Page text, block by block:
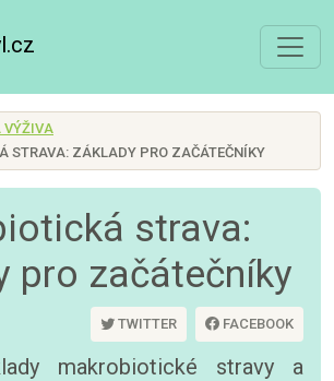
VÝŽIVA
STRAVA: ZÁKLADY PRO ZAČÁTEČNÍKY
strava:
pro začátečníky
TWITTER FACEBOOK
makrobiotické stravy a